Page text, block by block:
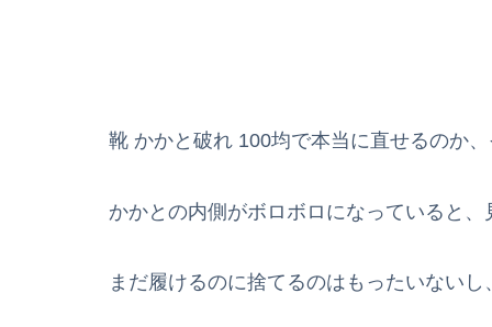
靴 かかと破れ 100均で本当に直せるのか
かかとの内側がボロボロになっていると
まだ履けるのに捨てるのはもったいない